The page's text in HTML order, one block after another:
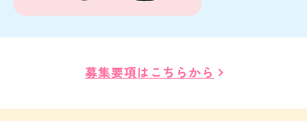
募集要項はこちらから